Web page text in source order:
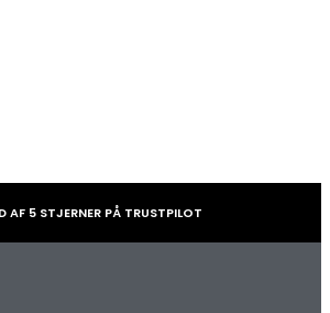
AF 5 STJERNER PÅ TRUSTPILOT